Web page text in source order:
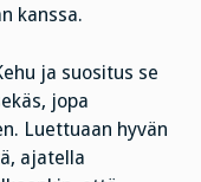
kanssa.
ja suositus se
jopa
Luettuaan hyvän
ajatella